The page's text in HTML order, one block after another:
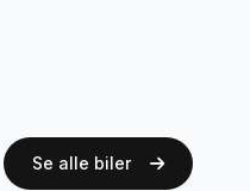
Se alle biler